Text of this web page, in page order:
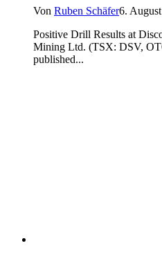
Von Ruben Schäfer6.
Positive Drill Results at
Mining Ltd. (TSX: DSV,
published...